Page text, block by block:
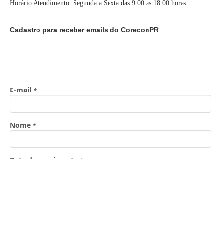
Horário Atendimento: Segunda a Sexta das 9:00 as 18:00 horas
Cadastro para receber emails do CoreconPR